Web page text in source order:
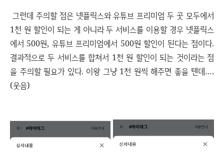
그런데 주의할 점은 넷플릭스와 유튜브 프리미엄 두 곳 모두에서
1천 원 할인이 되는 게 아니라 두 서비스를 이용할 경우 넷플릭스
에서 500원, 유튜브 프리미엄에서 500원 할인이 된다는 점이다.
결과적으로 두 서비스를 합쳐서 1천 원 할인이 되는 것이라는 점
을 주의할 필요가 있다. 이왕 그냥 1천 원씩 해주면 좋을 텐데….
(웃음)